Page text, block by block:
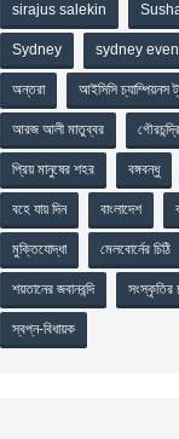
sirajus salekin
Sydney sydney
অন্তরা আইসিসি চ্যাম্পিয়নস
আরজ আলী মাতুব্বর
প্রিয় মানুষের শহর বঙ্গবন্ধু
বহে যায় দিন বাংলাদেশ
মুক্তিযোদ্ধা মেলবোর্নের চিঠি
শয়তানের জবানবন্দি সংস্কৃতির
স্বপ্ন-বিধায়ক